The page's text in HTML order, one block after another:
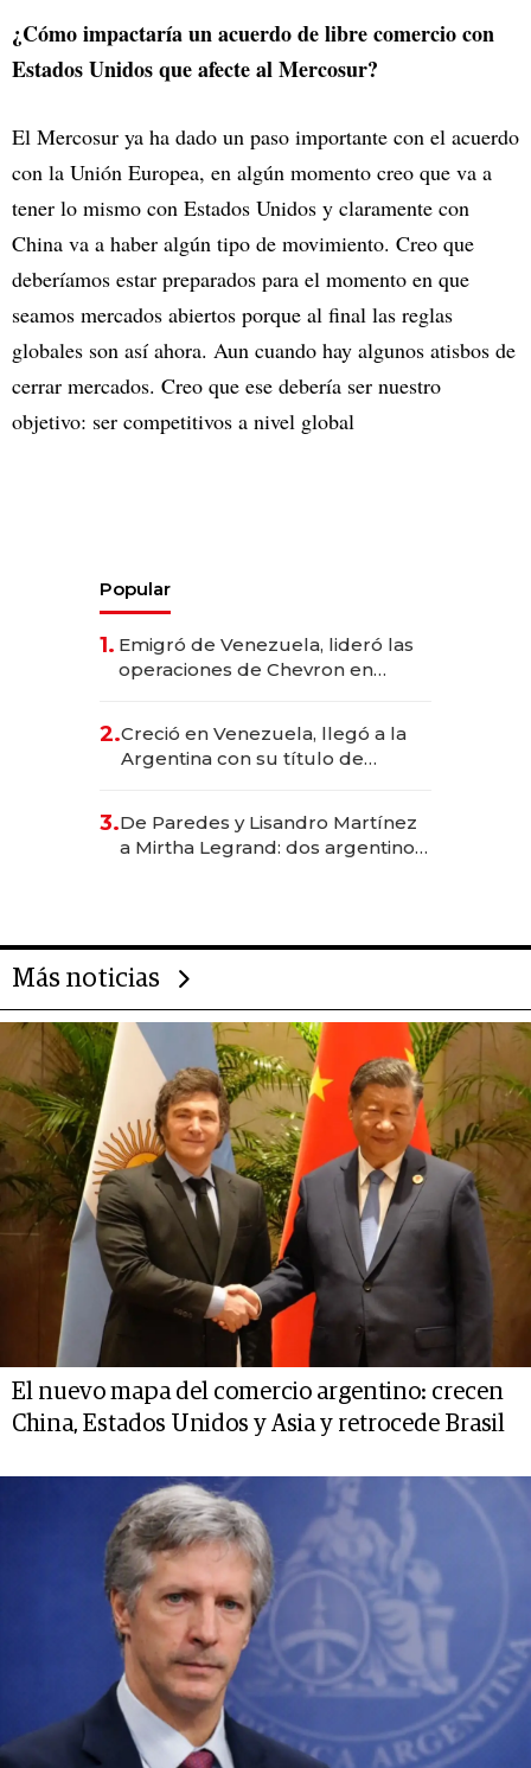
¿Cómo impactaría un acuerdo de libre comercio con
Estados Unidos que afecte al Mercosur?
El Mercosur ya ha dado un paso importante con el acuerdo
con la Unión Europea, en algún momento creo que va a
tener lo mismo con Estados Unidos y claramente con
China va a haber algún tipo de movimiento. Creo que
deberíamos estar preparados para el momento en que
seamos mercados abiertos porque al final las reglas
globales son así ahora. Aun cuando hay algunos atisbos de
cerrar mercados. Creo que ese debería ser nuestro
objetivo: ser competitivos a nivel global
Popular
1. Emigró de Venezuela, lideró las
operaciones de Chevron en
2.Creció en Venezuela, llegó a la
Argentina con su título de
las marcas "fast premium"
3.De Paredes y Lisandro Martínez
a Mirtha Legrand: dos argentinos
Más noticias
El nuevo mapa del comercio argentino: crecen
China, Estados Unidos y Asia y retrocede Brasil